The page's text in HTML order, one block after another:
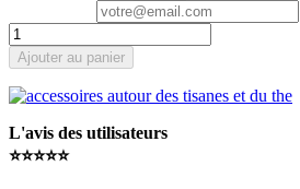
Ajouter au panier
L'avis des utilisateurs
⭐️⭐️⭐️⭐️⭐️